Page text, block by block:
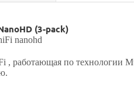
(3-pack)
nanohd
, работающая по технологии